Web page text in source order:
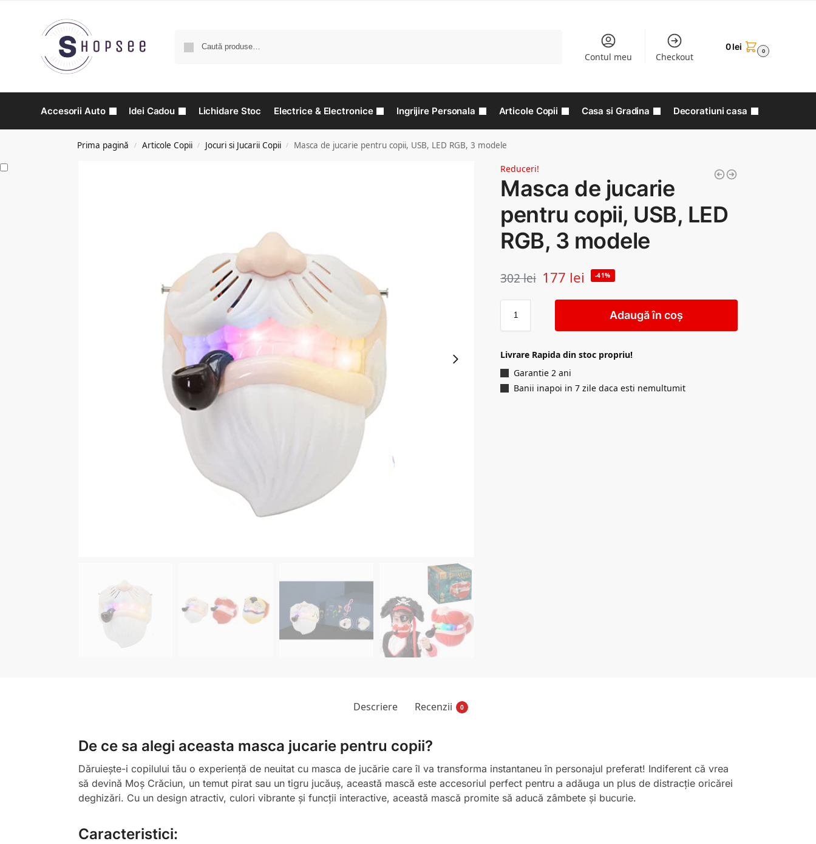
Contul meu Checkout
0lei 0
Accesorii Auto Idei Cadou Lichidare Stoc Electrice & Electronice Ingrijire Personala Articole Copii Casa si Gradina Decoratiuni casa
Prima pagină / Articole Copii / Jocuri si Jucarii Copii / Masca de jucarie pentru copii, USB, LED RGB, 3 modele
Reduceri!
Masca de jucarie
pentru copii, USB, LED
RGB, 3 modele
302lei 177 lei -41%
Adaugă în coș
Livrare Rapida din stoc propriu!
Garantie 2 ani
Banii inapoi in 7 zile daca esti nemultumit
Descriere Recenzii 0
De ce sa alegi aceasta masca jucarie pentru copii?
Dăruiește-i copilului tău o experiență de neuitat cu masca de jucărie care îl va transforma instantaneu în personajul preferat! Indiferent că vrea
să devină Moș Crăciun, un temut pirat sau un tigru jucăuș, această mască este accesoriul perfect pentru a adăuga un plus de distracție oricărei
deghizări. Cu un design atractiv, culori vibrante și funcții interactive, această mască promite să aducă zâmbete și bucurie.
Caracteristici: